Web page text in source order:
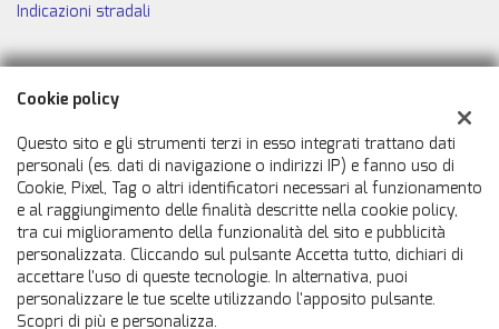
Indicazioni stradali
Dati fiscali:
Automobili Caricasulo Snc
Via Carducci, 33, San Giorgio Ionico (TA)
C.F/P.IVA:02007050731
Registro delle imprese:TA
Cookie policy
Questo sito e gli strumenti terzi in esso integrati trattano dati
personali (es. dati di navigazione o indirizzi IP) e fanno uso di
Cookie, Pixel, Tag o altri identificatori necessari al funzionamento
e al raggiungimento delle finalità descritte nella cookie policy,
tra cui miglioramento della funzionalità del sito e pubblicità
personalizzata. Cliccando sul pulsante Accetta tutto, dichiari di
accettare l'uso di queste tecnologie. In alternativa, puoi
personalizzare le tue scelte utilizzando l'apposito pulsante.
Scopri di più e personalizza.